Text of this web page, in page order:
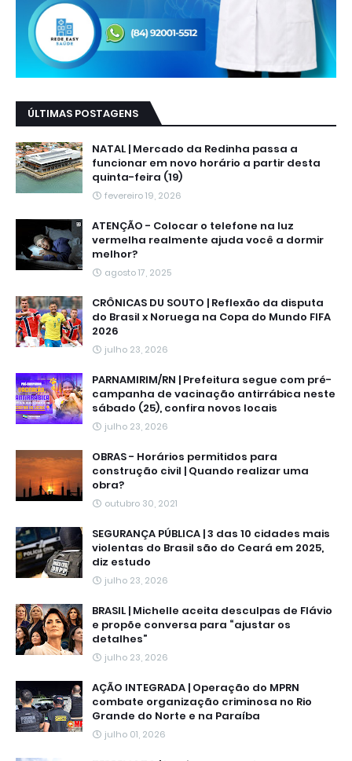
ÚLTIMAS POSTAGENS
NATAL | Mercado da Redinha passa a
funcionar em novo horário a partir desta
quinta-feira (19)
fevereiro 19, 2026
ATENÇÃO - Colocar o telefone na luz
vermelha realmente ajuda você a dormir
melhor?
agosto 17, 2025
CRÔNICAS DU SOUTO | Reflexão da disputa
do Brasil x Noruega na Copa do Mundo FIFA
2026
julho 23, 2026
PARNAMIRIM/RN | Prefeitura segue com pré-
campanha de vacinação antirrábica neste
sábado (25), confira novos locais
julho 23, 2026
OBRAS - Horários permitidos para
construção civil | Quando realizar uma
obra?
outubro 30, 2021
SEGURANÇA PÚBLICA | 3 das 10 cidades mais
violentas do Brasil são do Ceará em 2025,
diz estudo
julho 23, 2026
BRASIL | Michelle aceita desculpas de Flávio
e propõe conversa para “ajustar os
detalhes”
julho 23, 2026
AÇÃO INTEGRADA | Operação do MPRN
combate organização criminosa no Rio
Grande do Norte e na Paraíba
julho 01, 2026